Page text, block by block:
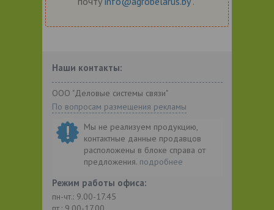
Наши контакты:
ООО "Деловые системы связи"
По вопросам размещения рекламы
Мы не реализуем продукцию,
контактные данные продавцов
расположены в блоке справа от
предложения. подробнее
Режим работы офиса:
пн-чт.: 9.00-17.45